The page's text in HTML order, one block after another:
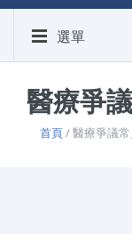
選單
醫療爭
首頁/ 醫療爭議